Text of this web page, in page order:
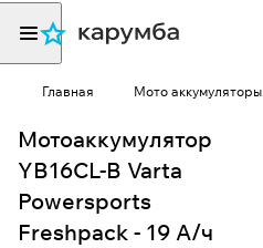
Главная Мото аккумуляторы
Мотоаккумулятор
YB16CL-B Varta
Powersports
Freshpack - 19 А/ч